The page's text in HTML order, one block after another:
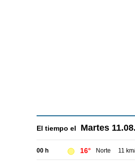
El tiempo el Martes
00 h 16° Norte 11